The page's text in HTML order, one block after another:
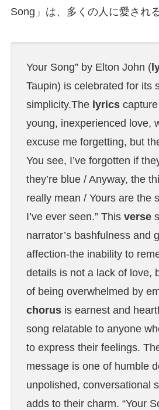
Song」は、多くの人に愛され
Your Song” by Elton John (
Taupin) is celebrated for its
simplicity.The lyrics
young, inexperienced love,
excuse me forgetting, but
You see, I’ve forgotten if
they’re blue / Anyway, the
really mean / Yours are the
I’ve ever seen.” This verse
narrator’s bashfulness and
affection-the inability to
details is not a lack of love,
of being overwhelmed by
chorusis earnest and
song relatable to anyone
to express their feelings.
message is one of humble
unpolished, conversational
adds to their charm. “Your